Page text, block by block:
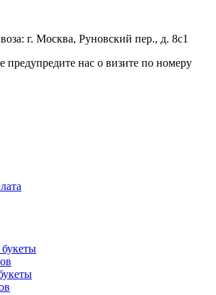
г. Москва, Руновский пер., д. 8с1
предупредите нас о визите по номеру